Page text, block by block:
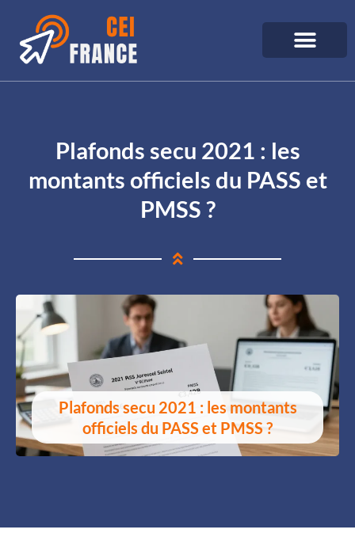
Plafonds secu 2021 : les
montants officiels du PASS et
PMSS ?
Plafonds secu 2021 : les montants
officiels du PASS et PMSS ?